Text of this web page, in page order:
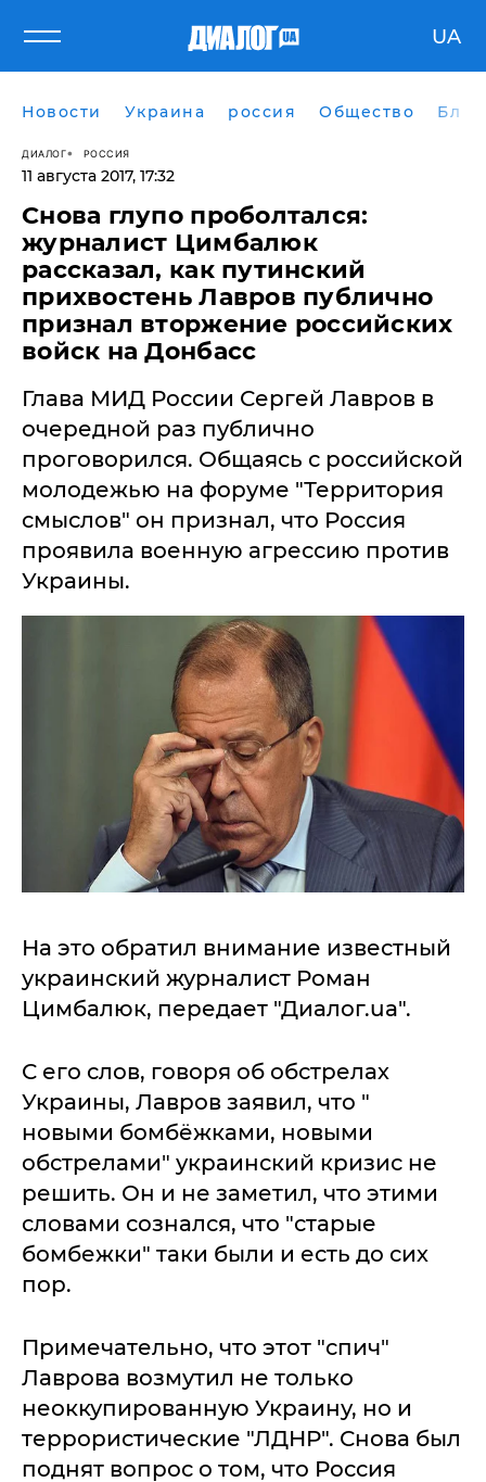
UA
Новости Украина россия Общество
ДИАЛОГ РОССИЯ
11 августа 2017, 17:32
Снова глупо проболтался:
журналист Цимбалюк
рассказал, как путинский
прихвостень Лавров публично
признал вторжение российских
войск на Донбасс
​Глава МИД России Сергей Лавров в
очередной раз публично
проговорился. Общаясь с российской
молодежью на форуме "Территория
смыслов" он признал, что Россия
проявила военную агрессию против
Украины.
На это обратил внимание известный
украинский журналист Роман
Цимбалюк, передает "Диалог.ua".
С его слов, говоря об обстрелах
Украины, Лавров заявил, что "
новыми бомбёжками, новыми
обстрелами" украинский кризис не
решить. Он и не заметил, что этими
словами сознался, что "старые
бомбежки" таки были и есть до сих
пор.
Примечательно, что этот "спич"
Лаврова возмутил не только
неоккупированную Украину, но и
террористические "ЛДНР". Снова был
поднят вопрос о том, что Россия